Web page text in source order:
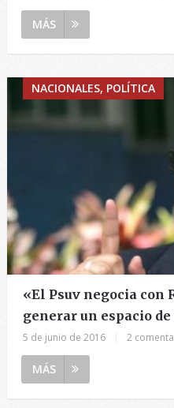
MÁS
NACIONALES, POLÍTICA
«El Psuv negocia con
generar un espacio
5 de junio de 2016 2
MÁS